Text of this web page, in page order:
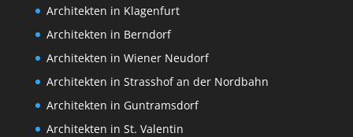
Architekten in Klagenfurt
Architekten in Berndorf
Architekten in Wiener Neudorf
Architekten in Strasshof an der Nordbahn
Architekten in Guntramsdorf
Architekten in St. Valentin